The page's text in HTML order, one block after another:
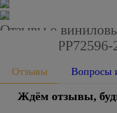
Отзывы о
PLANET PP72596-
Отзывы Вопросы
Ждём отзывы,